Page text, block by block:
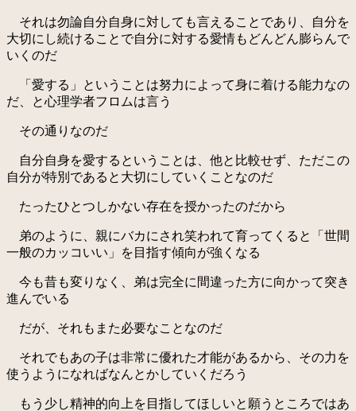
それは勿論自分自身に対しても言えることであり、自分を
大切にし続けることで自分に対する愛情もどんどん膨らんで
いくのだ
「愛する」ということは努力によって身に着ける能力なの
だ、と心理学者フロムは言う
その通りなのだ
自分自身を愛するということは、他と比較せず、ただこの
自分が特別であると大切にしていくことなのだ
たったひとつしかない存在を授かったのだから
弟のように、親にバカにされ笑われて育ってくると「世間
一般のカッコいい」を目指す傾向が強くなる
今も昔も変りなく、弟は完全に間違った方に向かって突き
進んでいる
だが、それもまた必要なことなのだ
それでもあの子は非常に優れた才能があるから、その力を
使うようになればなんとかしていくだろう
もう少し精神的向上を目指してほしいと願うところではあ